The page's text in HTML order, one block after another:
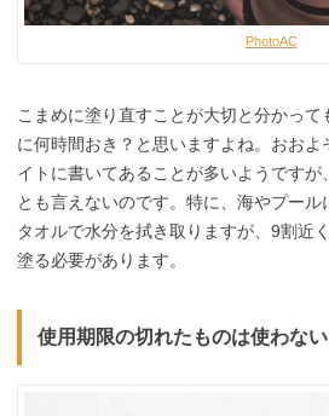
PhotoAC
こまめに塗り直すことが大切と分かっ
に何時間おき？と思いますよね。おお
イトに書いてあることが多いようですが
とも言えないのです。特に、海やプール
タオルで水分を拭き取りますが、9割近
塗る必要があります。
使用期限の切れたものは使わない